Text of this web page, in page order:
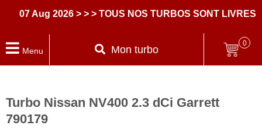
Aug 2026 > > > TOUS NOS TURBOS SONT LIVRES
Menu Mon turbo
0
Turbo Nissan NV400 2.3 dCi Garrett
790179